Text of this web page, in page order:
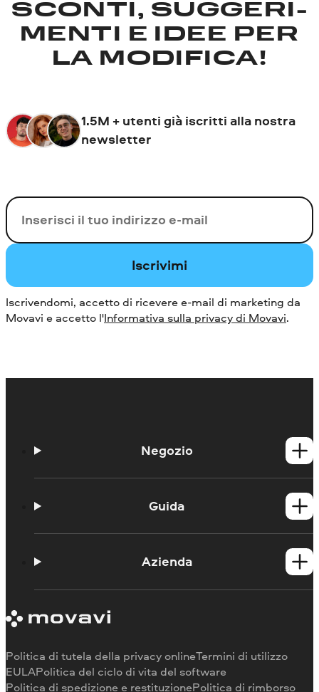
SCONTI, SUGGERI­
MENTI E IDEE PER
LA MODIFICA!
1.5M + utenti già iscritti alla nostra
newsletter
La tua e-mail
Iscrivimi
Iscrivendomi, accetto di ricevere e-mail di marketing da
Movavi e accetto l'Informativa sulla privacy di Movavi.
Negozio
Prodotti per Mac
Guida
Portale didattico
Limitazioni della versione di prova
Rimborso
Azienda
Testimonianze
Perché scegliere noi
Per il lavoro
Politica di tutela della privacy onlineTermini di utilizzo
EULAPolitica del ciclo di vita del software
Politica di spedizione e restituzionePolitica di rimborso